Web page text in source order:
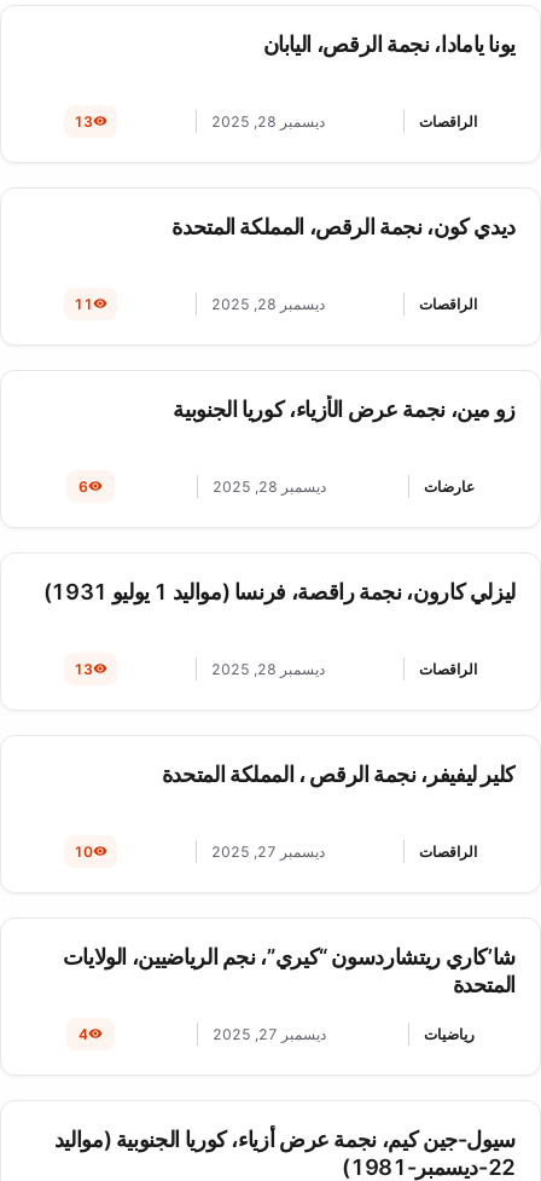
يونا يامادا، نجمة الرقص، اليابان
الراقصات ديسمبر 28, 2025 13
ديدي كون، نجمة الرقص، المملكة المتحدة
الراقصات ديسمبر 28, 2025 11
زو مين، نجمة عرض الأزياء، كوريا الجنوبية
عارضات ديسمبر 28, 2025 6
ليزلي كارون، نجمة راقصة، فرنسا (مواليد 1 يوليو 1931)
الراقصات ديسمبر 28, 2025 13
كلير ليفيفر، نجمة الرقص ، المملكة المتحدة
الراقصات ديسمبر 27, 2025 10
شا’كاري ريتشاردسون “كيري”، نجم الرياضيين، الولايات
المتحدة
رياضيات ديسمبر 27, 2025 4
سيول-جين كيم، نجمة عرض أزياء، كوريا الجنوبية (مواليد
22-ديسمبر-1981)